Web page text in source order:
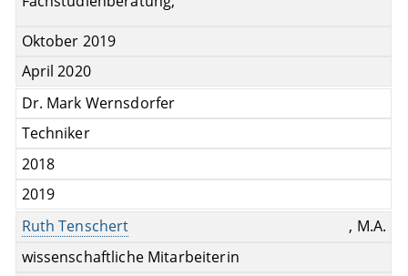
Oktober 2019
April 2020
Dr. Mark Wernsdorfer
Techniker
2018
2019
Ruth Tenschert
, M.A.
wissenschaftliche Mitarbeiterin